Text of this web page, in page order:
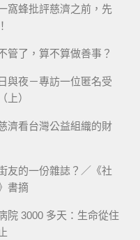
窩蜂批評慈濟之前，先
管了，算不算做善事？
與夜－專訪一位匿名受
上）
濟看台灣公益組織的財
友的一份雜誌？／《社
書摘
院 3000 多天：生命從住